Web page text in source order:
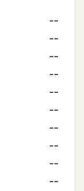
--
--
--
--
--
--
--
--
--
--